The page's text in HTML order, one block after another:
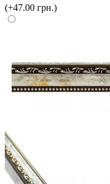
(+47.00 грн.)